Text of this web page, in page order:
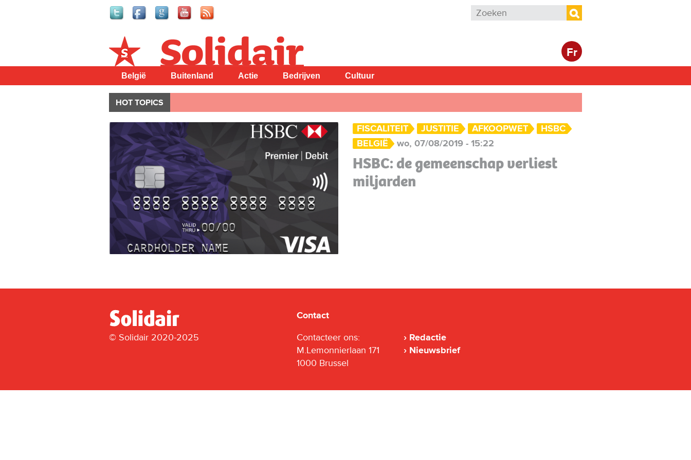
Zoekveld
Zoeken
Fr
Solidair
België Buitenland Actie Bedrijven Cultuur
HOT TOPICS
FISCALITEIT JUSTITIE AFKOOPWET
HSBC
BELGIË
wo, 07/08/2019 - 15:22
HSBC: de gemeenschap verliest
miljarden
© Solidair 2020-2025
Contact
Contacteer ons:
M.Lemonnierlaan 171
1000 Brussel
Redactie
Nieuwsbrief